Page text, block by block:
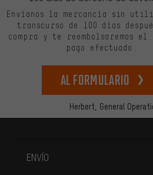
Herbert, General
Envíanos la mercancía sin
transcurso de 100 días
compra y te reembolsaremos el
pago efectuado.
Al formulario
ENVÍO